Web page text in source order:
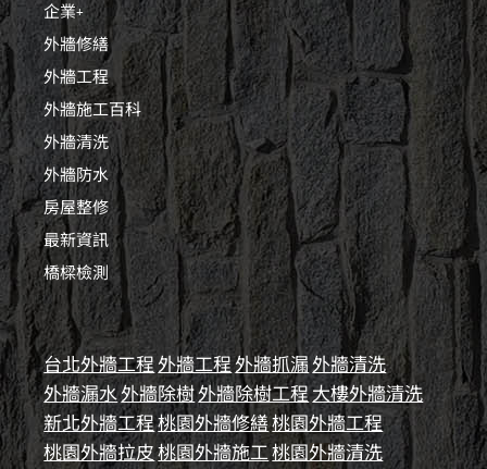
企業+
外牆修繕
外牆工程
外牆施工百科
外牆清洗
外牆防水
房屋整修
最新資訊
橋樑檢測
台北外牆工程 外牆工程 外牆抓漏 外牆清洗
外牆漏水 外牆除樹外牆除樹工程大樓外牆清洗
新北外牆工程桃園外牆修繕桃園外牆工程
桃園外牆拉皮 桃園外牆施工桃園外牆清洗